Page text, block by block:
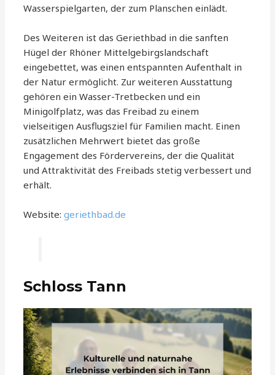
Wasserspielgarten, der zum Planschen einlädt.
Des Weiteren ist das Geriethbad in die sanften
Hügel der Rhöner Mittelgebirgslandschaft
eingebettet, was einen entspannten Aufenthalt in
der Natur ermöglicht. Zur weiteren Ausstattung
gehören ein Wasser-Tretbecken und ein
Minigolfplatz, was das Freibad zu einem
vielseitigen Ausflugsziel für Familien macht. Einen
zusätzlichen Mehrwert bietet das große
Engagement des Fördervereins, der die Qualität
und Attraktivität des Freibads stetig verbessert und
erhält.
Website:geriethbad.de
Schloss Tann